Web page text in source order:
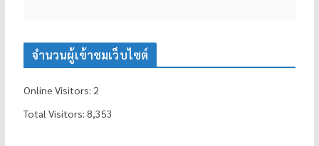
จำนวนผู้เข้าชมเว็บไซต์
Online Visitors: 2
Total Visitors: 8,353